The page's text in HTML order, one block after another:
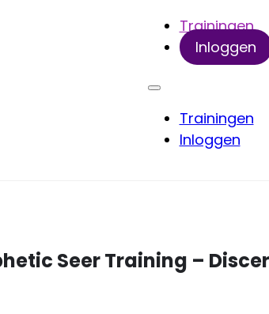
Trainingen
Inloggen
Trainingen
Inloggen
Seer Training –